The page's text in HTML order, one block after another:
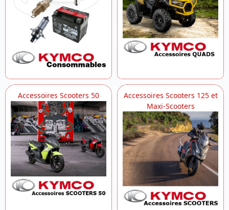
Accessoires Scooters 50
Accessoires Scooters 125 et
Maxi-Scooters